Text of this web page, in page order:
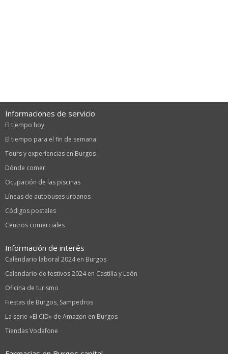
Informaciones de servicio
El tiempo hoy
El tiempo para el fin de semana
Tours y experiencias en Burgos
Dónde comer
Ocupación de las piscinas
Líneas de autobuses urbanos
Códigos postales
Centros comerciales
Información de interés
Calendario laboral 2024 en Burgos
Calendario de festivos 2024 en Castilla y León
Oficina de turismo
Fiestas de Burgos, Sampedros
La serie «El CID» de Amazon en Burgos
Tiendas Vodafone